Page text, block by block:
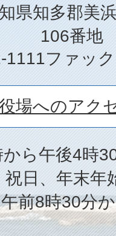
県知多郡美
106番地
1111ファッ
場へのアク
ら午後4時
祝日、年末年
前8時30分